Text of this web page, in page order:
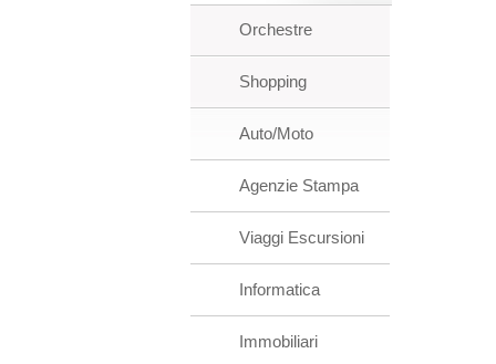
Orchestre
Shopping
Auto/Moto
Agenzie Stampa
Viaggi Escursioni
Informatica
Immobiliari